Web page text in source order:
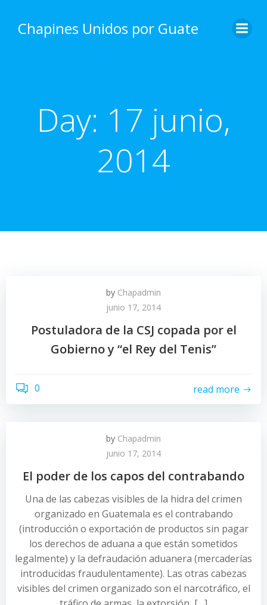
content
Chapines Unidos por Guate
Day: 17 junio,
2014
by Chapadmin
junio 17, 2014
Postuladora de la CSJ copada por el
Gobierno y “el Rey del Tenis”
0 read more
by Chapadmin
junio 17, 2014
El poder de los capos del contrabando
Una de las cabezas visibles de la hidra del crimen
organizado en Guatemala es el contrabando
(introducción o exportación de productos sin pagar
los derechos de aduana a que están sometidos
legalmente) y la defraudación aduanera (mercaderías
introducidas fraudulentamente). Las otras cabezas
visibles del crimen organizado son el narcotráfico, el